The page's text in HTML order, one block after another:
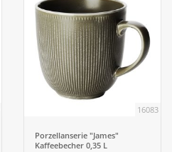
16083
Porzellanserie "James"
Kaffeebecher 0,35 L